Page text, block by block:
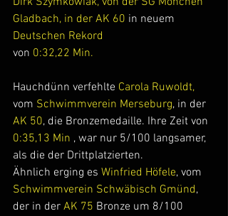
Gladbach, in der AK 60 in neuem
Deutschen Rekord
von 0:32,22 Min.
Hauchdünn verfehlte Carola Ruwoldt,
vom Schwimmverein Merseburg, in der
AK 50, die Bronzemedaille. Ihre Zeit von
0:35,13 Min , war nur 5/100 langsamer,
als die der Drittplatzierten.
Ähnlich erging es Winfried Höfele, vom
Schwimmverein Schwäbisch Gmünd,
der in der AK 75 Bronze um 8/100